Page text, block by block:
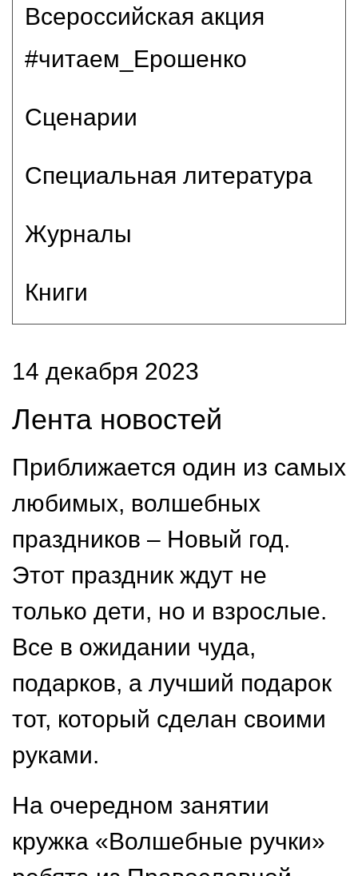
Всероссийская акция
#читаем_Ерошенко
Сценарии
Специальная литература
Журналы
Книги
14 декабря 2023
Лента новостей
Приближается один из самых
любимых, волшебных
праздников – Новый год.
Этот праздник ждут не
только дети, но и взрослые.
Все в ожидании чуда,
подарков, а лучший подарок
тот, который сделан своими
руками.
На очередном занятии
кружка «Волшебные ручки»